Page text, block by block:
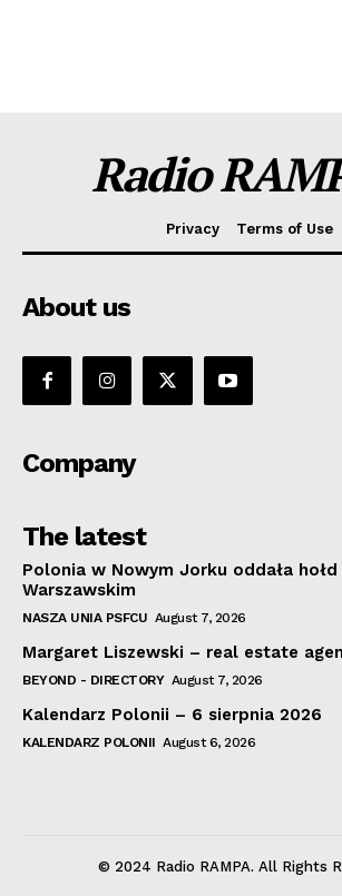
Radio
Privacy Terms of Use
About us
Company
The latest
Polonia w Nowym Jorku oddała
Warszawskim
NASZA UNIA PSFCU August 7, 2026
Margaret Liszewski – real estate
BEYOND - DIRECTORY August 7, 2026
Kalendarz Polonii – 6 sierpnia 2026
KALENDARZ POLONII August 6, 2026
© 2024 Radio RAMPA. All Rights